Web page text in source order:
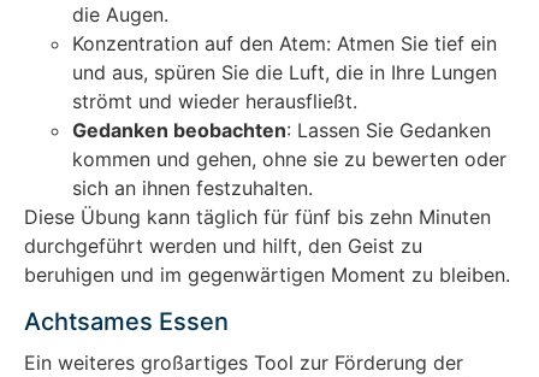
die Augen.
Konzentration auf den Atem: Atmen Sie tief ein
und aus, spüren Sie die Luft, die in Ihre Lungen
strömt und wieder herausfließt.
Gedanken beobachten: Lassen Sie Gedanken
kommen und gehen, ohne sie zu bewerten oder
sich an ihnen festzuhalten.
Diese Übung kann täglich für fünf bis zehn Minuten
durchgeführt werden und hilft, den Geist zu
beruhigen und im gegenwärtigen Moment zu bleiben.
Achtsames Essen
Ein weiteres großartiges Tool zur Förderung der